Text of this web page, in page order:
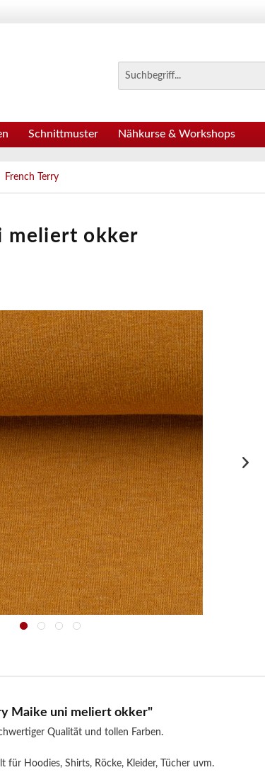
Schnittmuster Nähkurse & Workshops
French Terry
meliert okker
Maike uni meliert okker"
Qualität und tollen Farben.
für Hoodies, Shirts, Röcke, Kleider, Tücher uvm.